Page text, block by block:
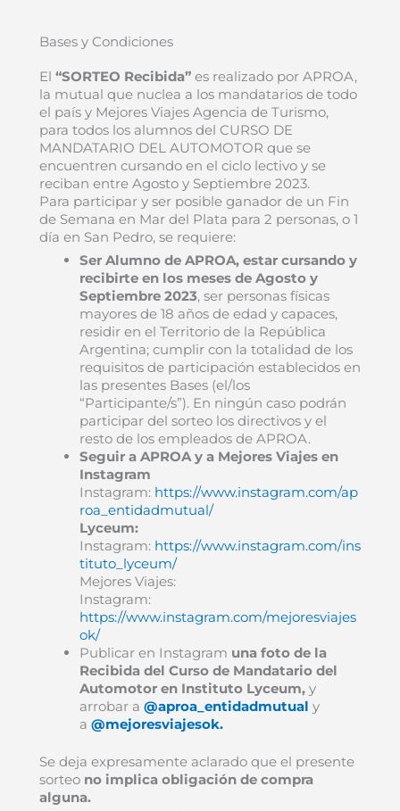
Bases y Condiciones
El “SORTEO Recibida”es realizado por APROA,
la mutual que nuclea a los mandatarios de todo
el país y Mejores Viajes Agencia de Turismo,
para todos los alumnos del CURSO DE
MANDATARIO DEL AUTOMOTOR que se
encuentren cursando en el ciclo lectivo y se
reciban entre Agosto y Septiembre 2023.
Para participar y ser posible ganador de un Fin
de Semana en Mar del Plata para 2 personas, o 1
día en San Pedro, se requiere:
Ser Alumno de APROA, estar cursando y
recibirte en los meses de Agosto y
Septiembre 2023, ser personas físicas
mayores de 18 años de edad y capaces,
residir en el Territorio de la República
Argentina; cumplir con la totalidad de los
requisitos de participación establecidos en
las presentes Bases (el/los
“Participante/s”). En ningún caso podrán
participar del sorteo los directivos y el
resto de los empleados de APROA.
Seguir a APROA y a Mejores Viajes en
Instagram
Instagram: https://www.instagram.com/ap
roa_entidadmutual/
Lyceum:
Instagram: https://www.instagram.com/ins
tituto_lyceum/
Mejores Viajes:
Instagram:
https://www.instagram.com/mejoresviajes
ok/
Publicar en Instagram una foto de la
Recibida del Curso de Mandatario del
Automotor en Instituto Lyceum,y
arrobar a @aproa_entidadmutual y
a @mejoresviajesok.
Se deja expresamente aclarado que el presente
sorteo no implica obligación de compra
alguna.